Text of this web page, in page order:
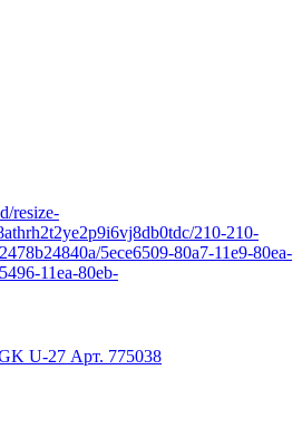
U-27 Арт. 775038